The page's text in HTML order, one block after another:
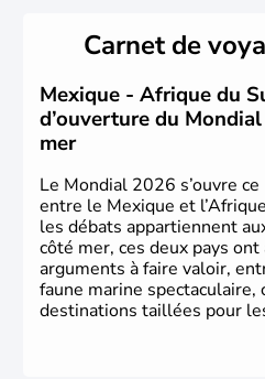
Mandela. Sa capitale
Pretoria. L'Afrique du Sud
minières, notamment avec
Carnet de
Mexique - Afrique du
d’ouverture du
mer
Le Mondial 2026 s’ouvre
entre le Mexique et
les débats appartiennent
côté mer, ces deux pays
arguments à faire valoir,
faune marine
destinations taillées pour